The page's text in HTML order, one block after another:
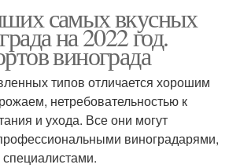
самых вкусных
на 2022 год.
винограда
типов отличается хорошим
нетребовательностью к
и ухода. Все они могут
виноградарями,